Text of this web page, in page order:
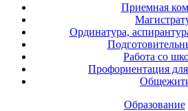
Приемная
Ординатура,
Работа со
Профориентация
Образование